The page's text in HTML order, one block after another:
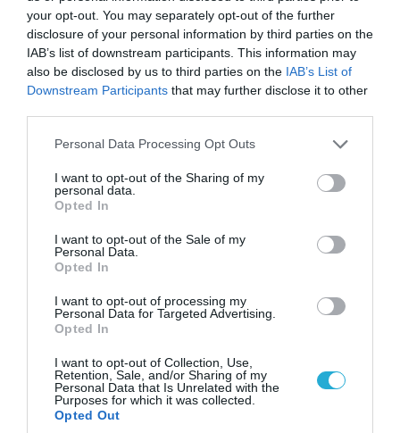
your opt-out. You may separately opt-out of the further
disclosure of your personal information by third parties on the
IAB’s list of downstream participants. This information may
also be disclosed by us to third parties on the IAB’s List of
Downstream Participants that may further disclose it to other
Please note that this website/app uses one or more Google
not limited to your visit or usage behaviour. You may click to
grant or deny consent to Google and its third-party tags to
use your data for below specified purposes in below Google
consent section.
Personal Data Processing Opt Outs
I want to opt-out of the Sharing of my
personal data.
Opted In
I want to opt-out of the Sale of my
Personal Data.
Opted In
I want to opt-out of processing my
Personal Data for Targeted Advertising.
Opted In
I want to opt-out of Collection, Use,
Retention, Sale, and/or Sharing of my
Personal Data that Is Unrelated with the
Purposes for which it was collected.
Opted Out
06.08.2026 | 14:02
«Επιχείρηση ελεύθερα πεζοδρόμια» στην
Αθήνα: Απομακρύνθηκαν παράνομα
αντικείμενα από κοινόχρηστους χώρους
06.08.2026 | 09:03
«Οι εντελώς αθώοι»: Η ανάρτηση του Αρκά για
τα ζώα που χάθηκαν στις πυρκαγιές της
Αττικής (φωτο)